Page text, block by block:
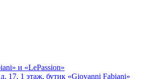
и «LePassion»
17, 1 этаж, бутик «Giovanni Fabiani»